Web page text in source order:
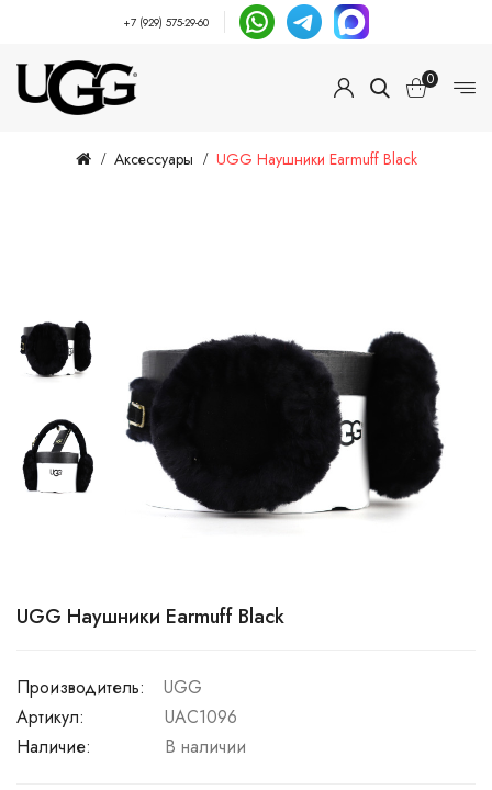
+7 (929) 575-29-60
0
Аксессуары UGG Наушники Earmuff Black
UGG Наушники Earmuff Black
Производитель:
UGG
Артикул:
UAC1096
Наличие:
В наличии